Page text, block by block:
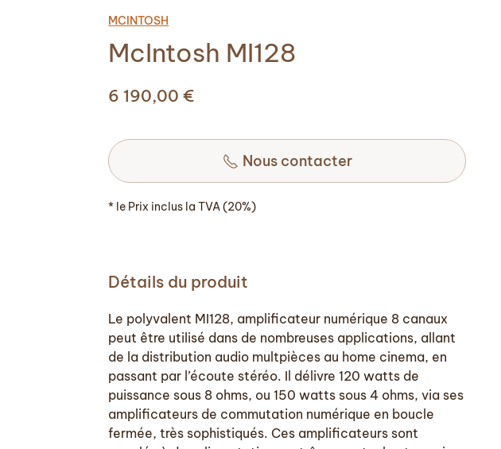
MCINTOSH
McIntosh MI128
6 190,00€
Nous contacter
* le Prix inclus la TVA (20%)
Détails du produit
Le polyvalent MI128, amplificateur numérique 8 canaux
peut être utilisé dans de nombreuses applications, allant
de la distribution audio multpièces au home cinema, en
passant par l’écoute stéréo. Il délivre 120 watts de
puissance sous 8 ohms, ou 150 watts sous 4 ohms, via ses
amplificateurs de commutation numérique en boucle
fermée, très sophistiqués. Ces amplificateurs sont